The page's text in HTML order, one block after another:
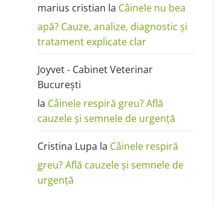
marius cristian la Câinele nu bea
apă? Cauze, analize, diagnostic și
tratament explicate clar
Joyvet - Cabinet Veterinar
București
la Câinele respiră greu? Află
cauzele și semnele de urgență
Cristina Lupa la Câinele respiră
greu? Află cauzele și semnele de
urgență